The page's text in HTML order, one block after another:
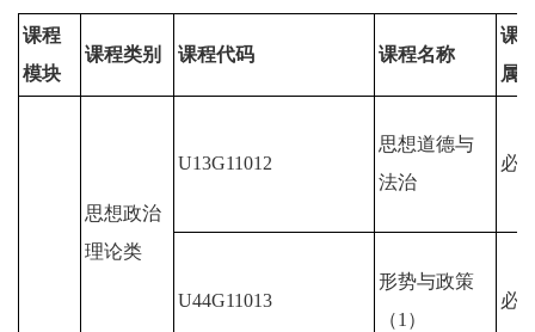
课程
模块
课程类别 课程代码 课程名称
课
属
思想政治
理论类
U13G11012
思想道德与
法治
必
U44G11013
形势与政策
（1）
必